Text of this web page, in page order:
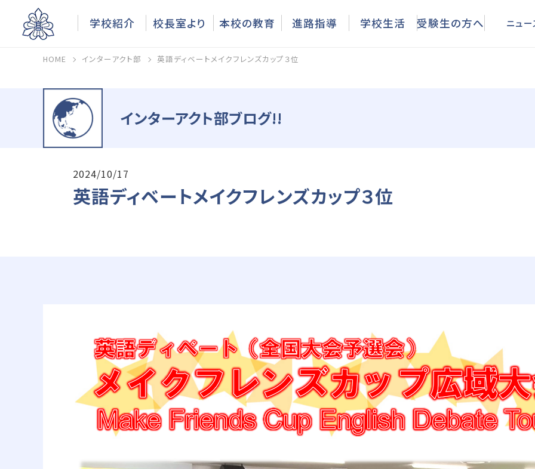
ニュー
HOME インターアクト部 英語ディベートメイクフレンズカップ３位
インターアクト部ブログ!!
2024/10/17
英語ディベートメイクフレンズカップ３位
学校紹介 校長室より 本校の教育 進路指導 学校生活 受験生の方へ ニュ